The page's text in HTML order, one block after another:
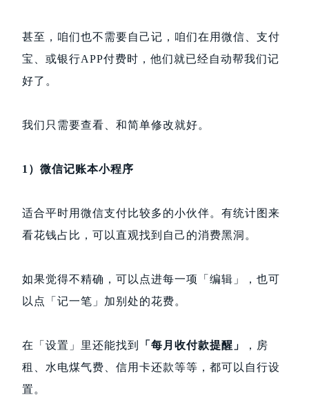
甚至，咱们也不需要自己记，咱们在用微信、支付
宝、或银行APP付费时，他们就已经自动帮我们记
好了。
我们只需要查看、和简单修改就好。
1）微信记账本小程序
适合平时用微信支付比较多的小伙伴。有统计图来
看花钱占比，可以直观找到自己的消费黑洞。
如果觉得不精确，可以点进每一项「编辑」，也可
以点「记一笔」加别处的花费。
在「设置」里还能找到 「每月收付款提醒」
，房
租、水电煤气费、信用卡还款等等，都可以自行设
置。